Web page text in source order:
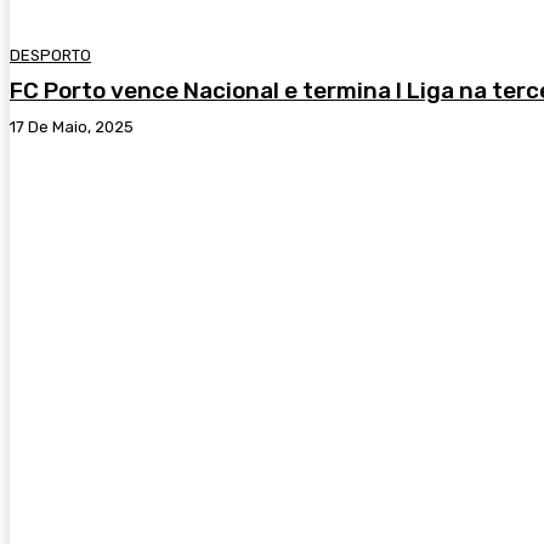
DESPORTO
FC Porto vence Nacional e termina I Liga na
17 De Maio, 2025